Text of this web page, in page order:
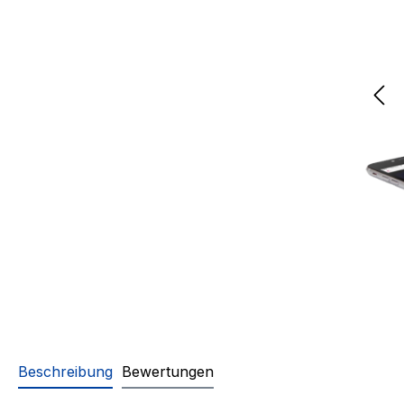
Beschreibung Bewertungen